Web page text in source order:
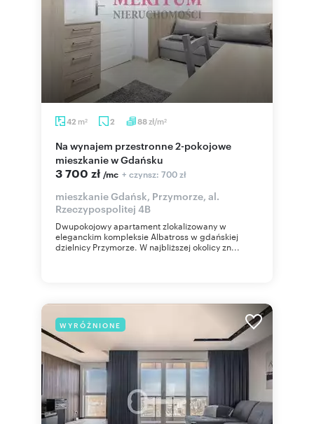
42 m2 2 88zł/m2
Na wynajem przestronne 2-pokojowe
mieszkanie w Gdańsku
3 700 zł /mc + czynsz: 700 zł
mieszkanie Gdańsk, Przymorze, al.
Rzeczypospolitej 4B
Dwupokojowy apartament zlokalizowany w
eleganckim kompleksie Albatross w gdańskiej
dzielnicy Przymorze. W najbliższej okolicy zn...
WYRÓŻNIONE